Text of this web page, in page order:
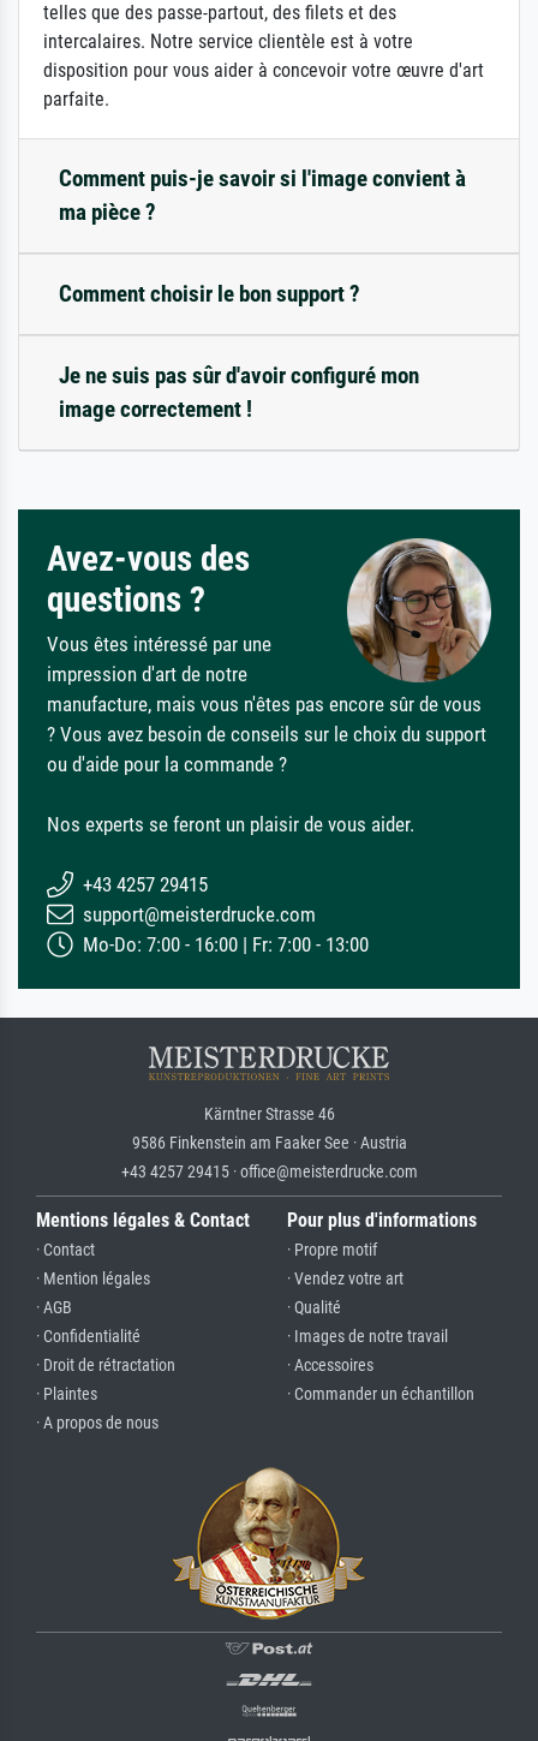
telles que des passe-partout, des filets et des
intercalaires. Notre service clientèle est à votre
disposition pour vous aider à concevoir votre œuvre d'art
parfaite.
Comment puis-je savoir si l'image convient à
ma pièce ?
Comment choisir le bon support ?
Je ne suis pas sûr d'avoir configuré mon
image correctement !
Avez-vous des
questions ?
Vous êtes intéressé par une
impression d'art de notre
manufacture, mais vous n'êtes pas encore sûr de vous
? Vous avez besoin de conseils sur le choix du support
ou d'aide pour la commande ?
Nos experts se feront un plaisir de vous aider.
+43 4257 29415
support@meisterdrucke.com
Mo-Do: 7:00 - 16:00 | Fr: 7:00 - 13:00
Kärntner Strasse 46
9586 Finkenstein am Faaker See · Austria
+43 4257 29415 · office@meisterdrucke.com
Mentions légales & Contact
· Contact
· Mention légales
· AGB
· Confidentialité
· Droit de rétractation
· Plaintes
· A propos de nous
Pour plus d'informations
· Propre motif
· Vendez votre art
· Qualité
· Images de notre travail
· Accessoires
· Commander un échantillon